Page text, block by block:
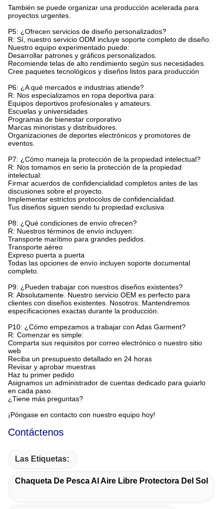
También se puede organizar una producción acelerada para
proyectos urgentes.
P5: ¿Ofrecen servicios de diseño personalizados?
R: Sí, nuestro servicio ODM incluye soporte completo de diseño.
Nuestro equipo experimentado puede:
Desarrollar patrones y gráficos personalizados.
Recomiende telas de alto rendimiento según sus necesidades.
Cree paquetes tecnológicos y diseños listos para producción
P6: ¿A qué mercados e industrias atiende?
R: Nos especializamos en ropa deportiva para:
Equipos deportivos profesionales y amateurs.
Escuelas y universidades
Programas de bienestar corporativo
Marcas minoristas y distribuidores.
Organizaciones de deportes electrónicos y promotores de
eventos.
P7: ¿Cómo maneja la protección de la propiedad intelectual?
R: Nos tomamos en serio la protección de la propiedad
intelectual:
Firmar acuerdos de confidencialidad completos antes de las
discusiones sobre el proyecto.
Implementar estrictos protocolos de confidencialidad.
Tus diseños siguen siendo tu propiedad exclusiva
P8: ¿Qué condiciones de envío ofrecen?
R: Nuestros términos de envío incluyen:
Transporte marítimo para grandes pedidos.
Transporte aéreo
Expreso puerta a puerta
Todas las opciones de envío incluyen soporte documental
completo.
P9: ¿Pueden trabajar con nuestros diseños existentes?
R: Absolutamente. Nuestro servicio OEM es perfecto para
clientes con diseños existentes. Nosotros: Mantendremos
especificaciones exactas durante la producción.
P10: ¿Cómo empezamos a trabajar con Adas Garment?
R: Comenzar es simple:
Comparta sus requisitos por correo electrónico o nuestro sitio
web
Reciba un presupuesto detallado en 24 horas
Revisar y aprobar muestras
Haz tu primer pedido
Asignamos un administrador de cuentas dedicado para guiarlo
en cada paso.
¿Tiene más preguntas?
¡Póngase en contacto con nuestro equipo hoy!
Contáctenos
Las Etiquetas:
Chaqueta De Pesca Al Aire Libre Protectora Del Sol